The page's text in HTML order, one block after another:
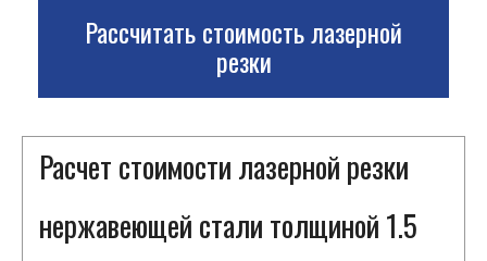
Рассчитать стоимость лазерной
резки
Расчет стоимости лазерной резки
нержавеющей стали толщиной 1.5